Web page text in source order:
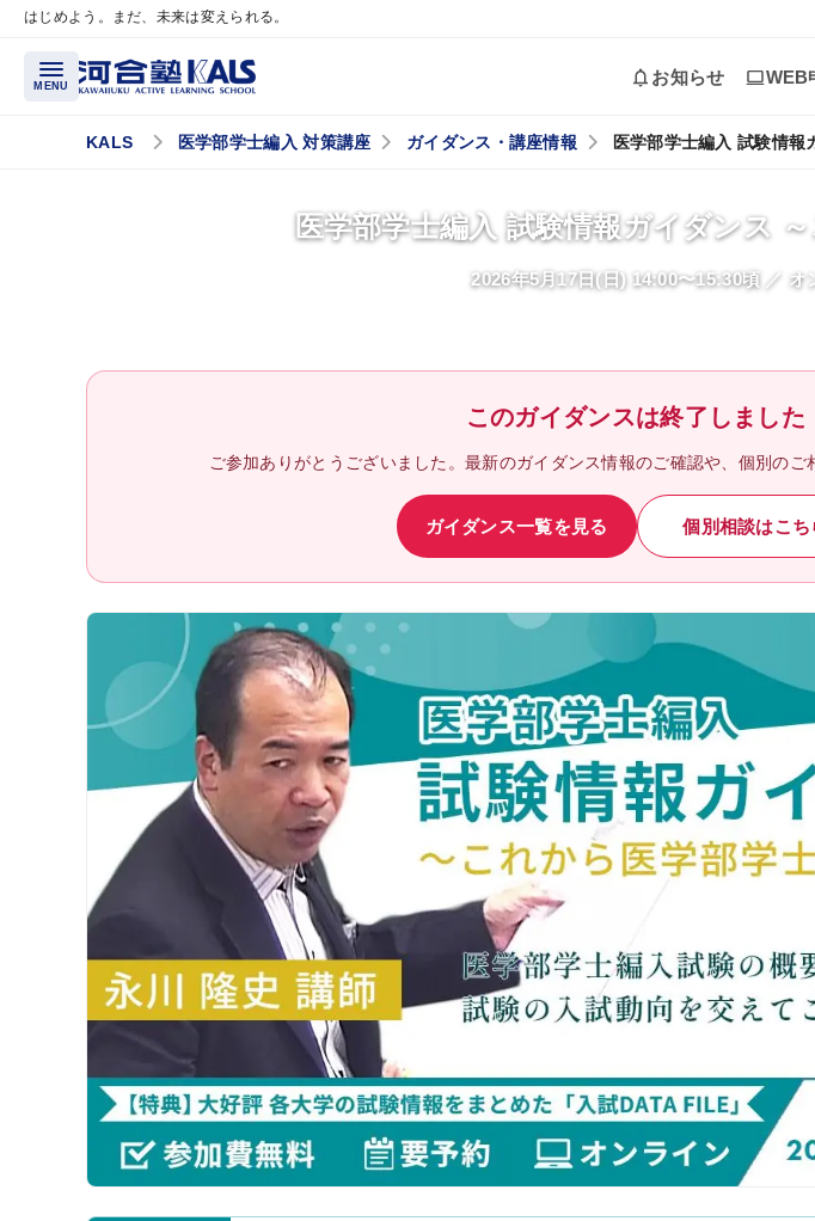
はじめよう。まだ、未来は変えられる。
MENU お知らせ WEB
医学部再受験（一般入試）
試験情報ガイダンス／
講師紹介
受講プランナー個別相談
チューター個別相談
動画・合格実績
講座説明動画
講義サンプル動画
合格実績
合格体験記
合格者インタビュー
模試・テスト
公開模試
実力テスト
生命科学テストバンク(基礎
生命科学テストバンク(標準
KALS 医学部学士編入 対策講座 ガイダンス・講座情報 医学部学士編入 試験情報
医学部学士編入 試験情報ガイダンス
2026年5月17日(日) 14:00〜15:30頃 ／
このガイダンスは終了しました
ご参加ありがとうございました。最新のガイダンス情報のご確認や、個別のご
ガイダンス一覧を見る 個別相談はこち